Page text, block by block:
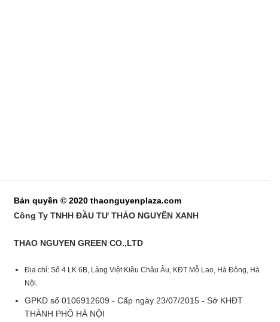
Bản quyền © 2020 thaonguyenplaza.com
Công Ty TNHH ĐẦU TƯ THẢO NGUYÊN XANH
THAO NGUYEN GREEN CO.,LTD
Địa chỉ: Số 4 LK 6B, Làng Việt Kiều Châu Âu, KĐT Mỗ Lao, Hà Đông, Hà
Nội.
GPKD số 0106912609 - Cấp ngày 23/07/2015 - Sở KHĐT
THÀNH PHỐ HÀ NỘI